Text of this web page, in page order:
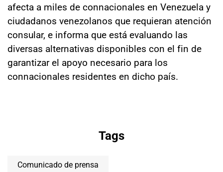
afecta a miles de connacionales en Venezuela y
ciudadanos venezolanos que requieran atención
consular, e informa que está evaluando las
diversas alternativas disponibles con el fin de
garantizar el apoyo necesario para los
connacionales residentes en dicho país.
Tags
Comunicado de prensa